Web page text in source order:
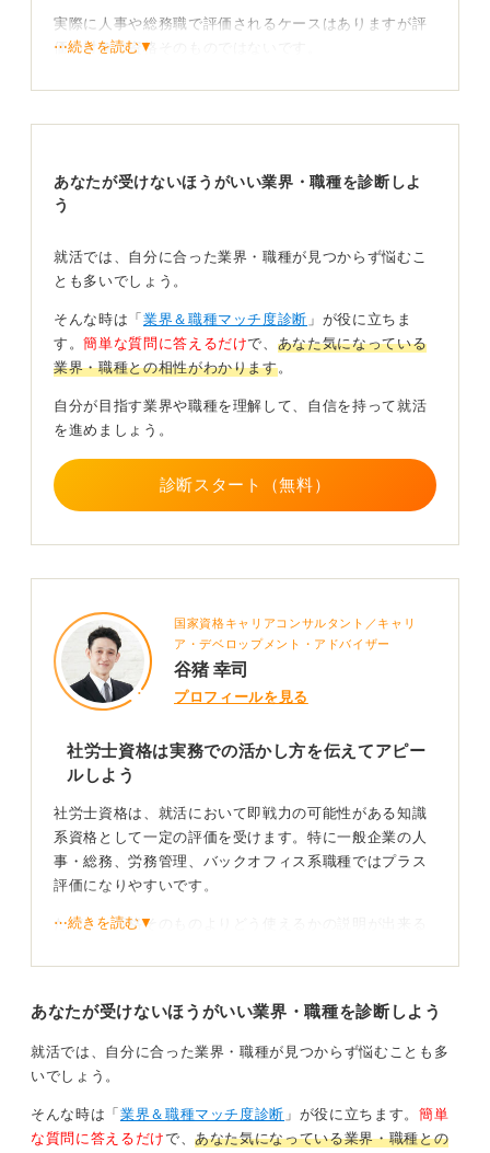
実際に人事や総務職で評価されるケースはありますが評
価の対象は資格そのものではないです。
企業側は資格マニアを探しているのではなく、人と組織
の課題に向き合う姿勢を見ています。そのためまだ資格
資格取得という目標に向けてどのような工夫をして時間
ロセスを具体的に話せるように準備をしましょう。
制度の暗記ではなく思考の変化を言葉にしよう！
ポイントは制度の仕組みを覚えたことではなく、労務ト
ラブルを防ぐ視点が身に付いた、あるいは働く人と会社
の両立を考える癖が付いたといった、思考やスタンスの
変化を語ることです。
これが学習初期においては非常に大切になってきます。
れます。
資格試験の合格という結果だけにこだわらず、その学習
を通じて得た自分なりの職業観や組織に対する考え方
を、自身の言葉で誠実に伝えてみてください。
一歩踏み込んだ自己分析と学習内容の統合が、他の候補
者との大きな差別化につながるはずです。
0
⋯続きを読む▼
あなたが受けないほうがいい業界・職種を診断しよ
う
就活では、自分に合った業界・職種が見つからず悩むこ
とも多いでしょう。
そんな時は「 業界＆職種マッチ度診断 」が役に立ちま
す。簡単な質問に答えるだけで、 あなた気になっている
業界・職種との相性がわかります。
自分が目指す業界や職種を理解して、自信を持って就活
を進めましょう。
診断スタート（無料）
国家資格キャリアコンサルタント／キャリ
ア・デベロップメント・アドバイザー
谷猪 幸司
プロフィールを見る
社労士資格は実務での活かし方を伝えてアピー
ルしよう
社労士資格は、就活において即戦力の可能性がある知識
系資格として一定の評価を受けます。特に一般企業の人
事・総務、労務管理、バックオフィス系職種ではプラス
評価になりやすいです。
ただし、資格そのものよりどう使えるかの説明が出来る
アピールできます。
その際はなぜ社労士を学んでいるのか、どんな知識を身
資格を努力の証と実務の再現性につなげて伝えよう
たとえば労働法・社会保険の理解により、労務トラブル
⋯続きを読む▼
あなたが受けないほうがいい業界・職種を診断しよう
就活では、自分に合った業界・職種が見つからず悩むことも多
いでしょう。
そんな時は「 業界＆職種マッチ度診断 」が役に立ちます。 簡単
な質問に答えるだけで、あなた気になっている業界・職種との